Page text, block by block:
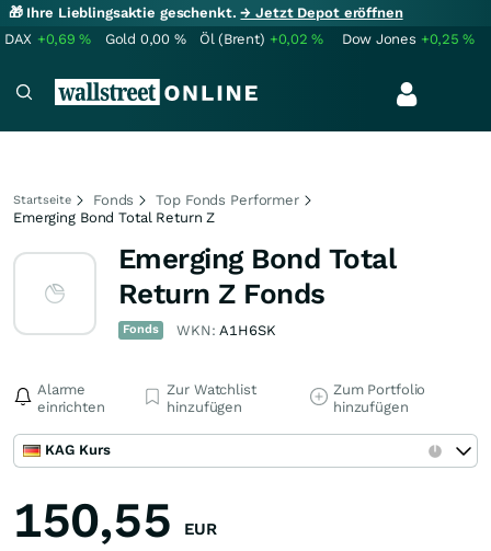
🎁 Ihre Lieblingsaktie geschenkt.→ Jetzt Depot eröffnen
DAX +0,69% Gold 0,00 % Öl (Brent) +0,02% Dow Jones +0,25%
Startseite Fonds
Top Fonds Performer
Emerging Bond Total Return Z
Emerging Bond Total
Return Z Fonds
Fonds WKN:A1H6SK
Alarme
einrichten
Zur Watchlist
hinzufügen
Zum Portfolio
hinzufügen
KAG Kurs
150,55 EUR